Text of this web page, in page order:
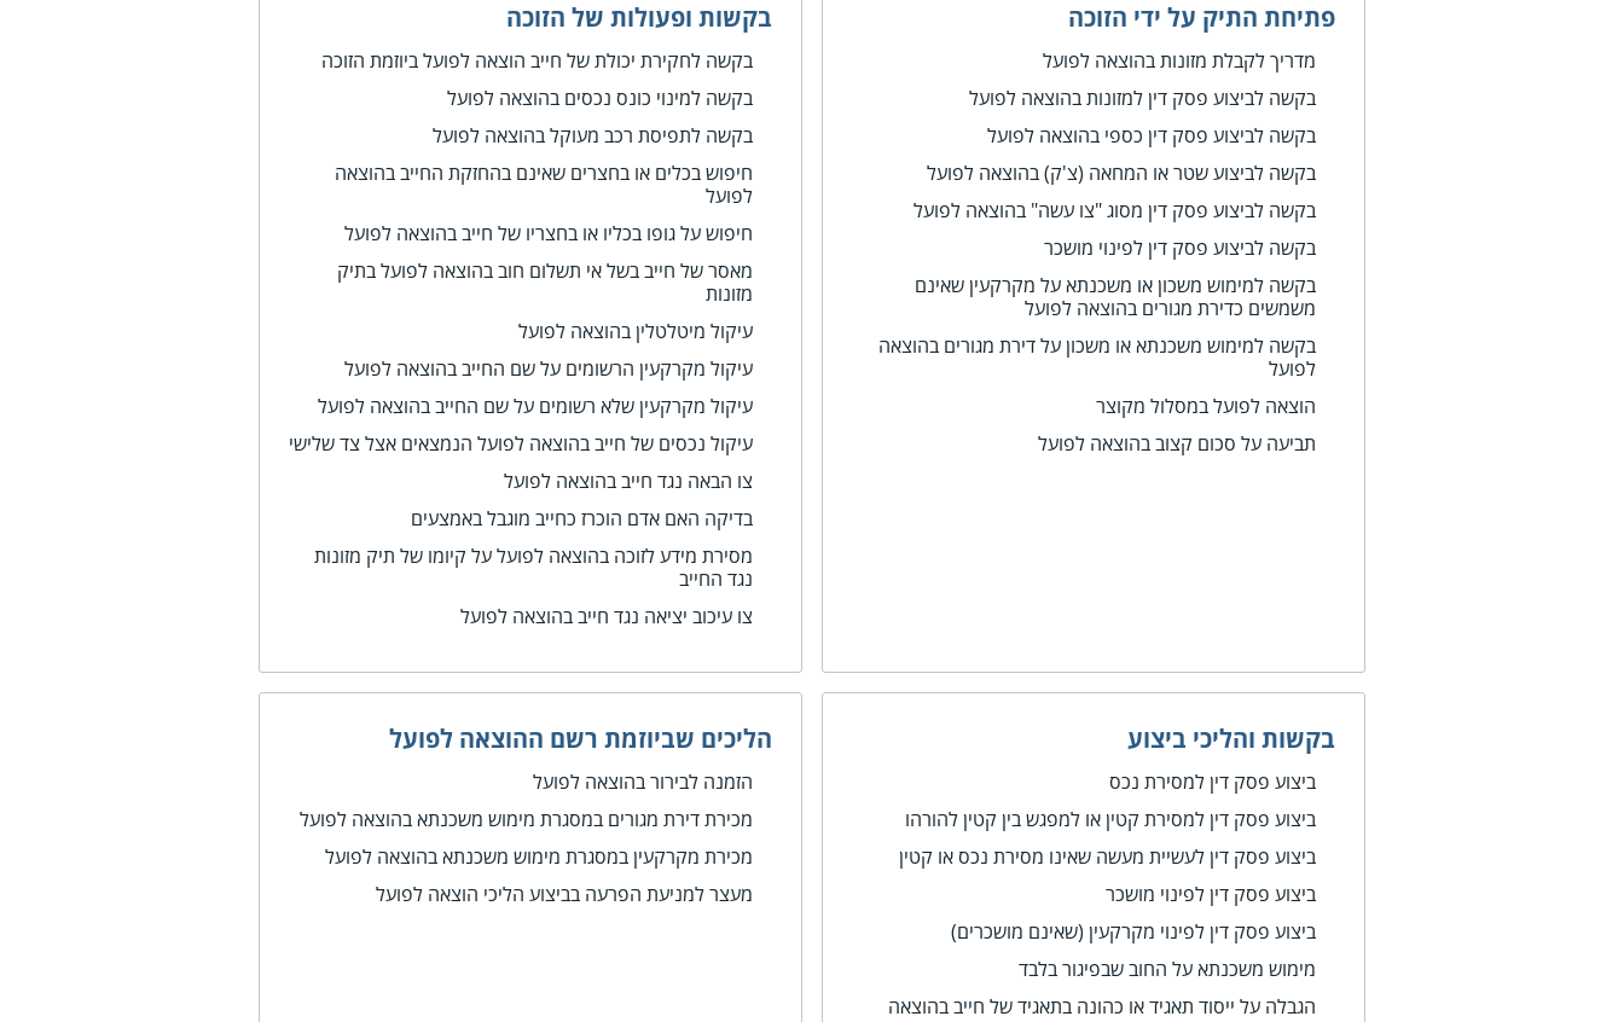
פתיחת התיק על ידי הזוכה
מדריך לקבלת מזונות בהוצאה לפועל
בקשה לביצוע פסק דין למזונות בהוצאה לפועל
בקשה לביצוע פסק דין כספי בהוצאה לפועל
בקשה לביצוע שטר או המחאה (צ'ק) בהוצאה לפועל
בקשה לביצוע פסק דין מסוג "צו עשה" בהוצאה לפועל
בקשה לביצוע פסק דין לפינוי מושכר
בקשה למימוש משכון או משכנתא על מקרקעין שאינם
משמשים כדירת מגורים בהוצאה לפועל
בקשה למימוש משכנתא או משכון על דירת מגורים בהוצאה
לפועל
הוצאה לפועל במסלול מקוצר
תביעה על סכום קצוב בהוצאה לפועל
בקשות ופעולות של הזוכה
בקשה לחקירת יכולת של חייב הוצאה לפועל ביוזמת הזוכה
בקשה למינוי כונס נכסים בהוצאה לפועל
בקשה לתפיסת רכב מעוקל בהוצאה לפועל
חיפוש בכלים או בחצרים שאינם בהחזקת החייב בהוצאה
לפועל
חיפוש על גופו בכליו או בחצריו של חייב בהוצאה לפועל
מאסר של חייב בשל אי תשלום חוב בהוצאה לפועל בתיק
מזונות
עיקול מיטלטלין בהוצאה לפועל
עיקול מקרקעין הרשומים על שם החייב בהוצאה לפועל
עיקול מקרקעין שלא רשומים על שם החייב בהוצאה לפועל
עיקול נכסים של חייב בהוצאה לפועל הנמצאים אצל צד שלישי
צו הבאה נגד חייב בהוצאה לפועל
בדיקה האם אדם הוכרז כחייב מוגבל באמצעים
מסירת מידע לזוכה בהוצאה לפועל על קיומו של תיק מזונות
נגד החייב
צו עיכוב יציאה נגד חייב בהוצאה לפועל
בקשות והליכי ביצוע
ביצוע פסק דין למסירת נכס
ביצוע פסק דין למסירת קטין או למפגש בין קטין להורהו
ביצוע פסק דין לעשיית מעשה שאינו מסירת נכס או קטין
ביצוע פסק דין לפינוי מושכר
ביצוע פסק דין לפינוי מקרקעין (שאינם מושכרים)
מימוש משכנתא על החוב שבפיגור בלבד
הגבלה על ייסוד תאגיד או כהונה בתאגיד של חייב בהוצאה
הליכים שביוזמת רשם ההוצאה לפועל
הזמנה לבירור בהוצאה לפועל
מכירת דירת מגורים במסגרת מימוש משכנתא בהוצאה לפועל
מכירת מקרקעין במסגרת מימוש משכנתא בהוצאה לפועל
מעצר למניעת הפרעה בביצוע הליכי הוצאה לפועל